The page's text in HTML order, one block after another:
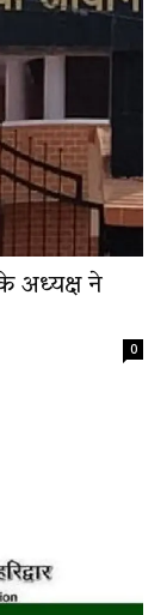
अध्यक्ष ने
0